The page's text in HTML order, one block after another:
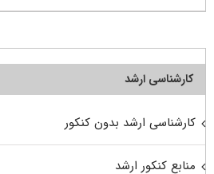
کارشناسی ارشد
کارشناسی ارشد بدون کنکور
منابع کنکور ارشد